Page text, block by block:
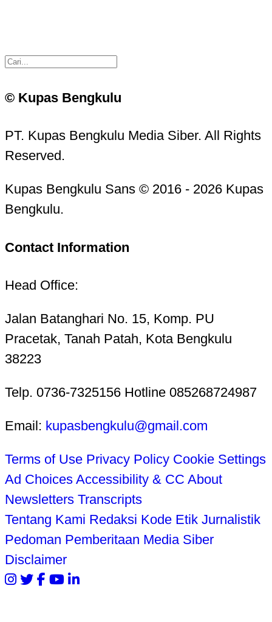
© Kupas Bengkulu
PT. Kupas Bengkulu Media Siber. All Rights
Reserved.
Kupas Bengkulu Sans © 2016 - 2026 Kupas
Bengkulu.
Contact Information
Head Office:
Jalan Batanghari No. 15, Komp. PU
Pracetak, Tanah Patah, Kota Bengkulu
38223
Telp. 0736-7325156 Hotline 085268724987
Email: kupasbengkulu@gmail.com
Terms of Use Privacy Policy Cookie Settings
Ad Choices Accessibility & CC About
Newsletters Transcripts
Tentang Kami Redaksi Kode Etik Jurnalistik
Pedoman Pemberitaan Media Siber
Disclaimer